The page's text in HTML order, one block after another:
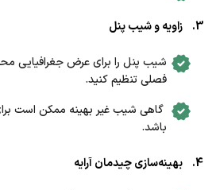
3. زاویه و شیب پنل
شیب پنل را برای عرض جغرافیایی
فصلی تنظیم کنید.
گاهی شیب غیر بهینه ممکن است
باشد.
4. بهینه‌سازی چیدمان آرایه